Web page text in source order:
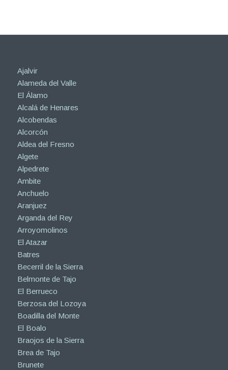
Ajalvir
Alameda del Valle
El Álamo
Alcalá de Henares
Alcobendas
Alcorcón
Aldea del Fresno
Algete
Alpedrete
Ambite
Anchuelo
Aranjuez
Arganda del Rey
Arroyomolinos
El Atazar
Batres
Becerril de la Sierra
Belmonte de Tajo
El Berrueco
Berzosa del Lozoya
Boadilla del Monte
El Boalo
Braojos de la Sierra
Brea de Tajo
Brunete